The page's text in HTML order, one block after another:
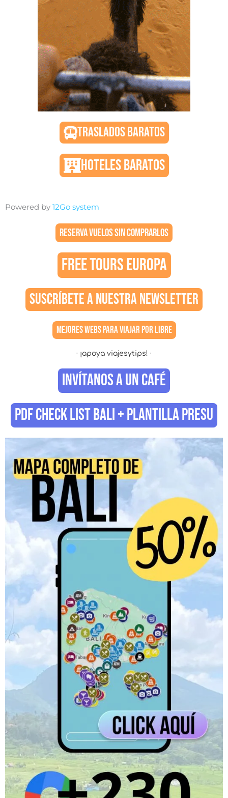
TRASLADOS BARATOS
HOTELES BARATOS
Powered by 12Go system
RESERVA VUELOS SIN COMPRARLOS
FREE TOURS EUROPA
SUSCRÍBETE A NUESTRA NEWSLETTER
MEJORES WEBS PARA VIAJAR POR LIBRE
· ¡apoya viajesytips! ·
INVÍTANOS A UN CAFÉ
PDF CHECK LIST BALI + PLANTILLA PRESU